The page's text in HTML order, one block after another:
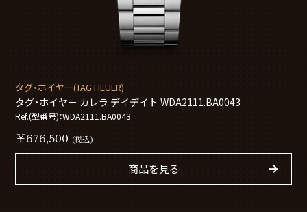
タグ・ホイヤー(TAG HEUER)
タグ・ホイヤー カレラ デイデイト WDA2111.BA0043
Ref.(型番号)：WDA2111.BA0043
￥676,500 (税込)
商品を見る